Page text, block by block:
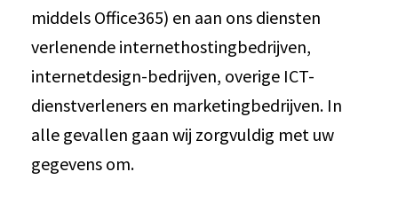
middels Office365) en aan ons diensten
verlenende internethostingbedrijven,
internetdesign-bedrijven, overige ICT-
dienstverleners en marketingbedrijven. In
alle gevallen gaan wij zorgvuldig met uw
gegevens om.